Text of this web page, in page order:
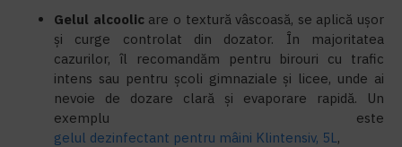
Gelul alcoolicare o textură vâscoasă, se aplică ușor
și curge controlat din dozator. În majoritatea
cazurilor, îl recomandăm pentru birouri cu trafic
intens sau pentru școli gimnaziale și licee, unde ai
nevoie de dozare clară și evaporare rapidă. Un
exemplu este
gelul dezinfectant pentru mâini Klintensiv, 5L,